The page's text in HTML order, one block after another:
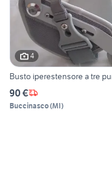
4
Busto iperestensore a tre
90 €
Buccinasco(MI)